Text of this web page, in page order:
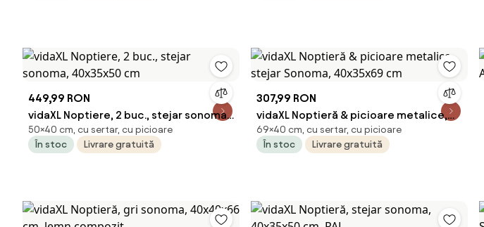
449,99 RON
vidaXL Noptiere, 2 buc., stejar sonoma,
40x35x50 cm
50×40 cm, cu sertar, cu picioare
În stoc
Livrare gratuită
307,99 RON
vidaXL Noptieră & picioare metalice,
stejar Sonoma, 40x35x69 cm
69×40 cm, cu sertar, cu picioare
În stoc
Livrare gratuită